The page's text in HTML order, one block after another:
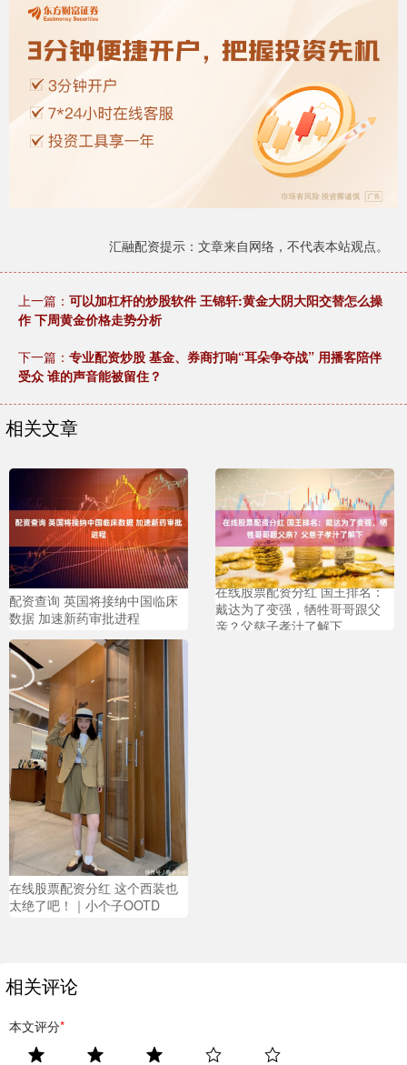
汇融配资提示：文章来自网络，不代表本站观点。
上一篇： 可以加杠杆的炒股软件 王锦轩:黄金大阴大阳交替怎么操
作 下周黄金价格走势分析
下一篇： 专业配资炒股 基金、券商打响“耳朵争夺战” 用播客陪伴
受众 谁的声音能被留住？
相关文章
配资查询 英国将接纳中国临床
数据 加速新药审批进程
在线股票配资分红 国王排名：
戴达为了变强，牺牲哥哥跟父
亲？父慈子孝汁了解下
在线股票配资分红 这个西装也
太绝了吧！｜小个子OOTD
相关评论
本文评分*